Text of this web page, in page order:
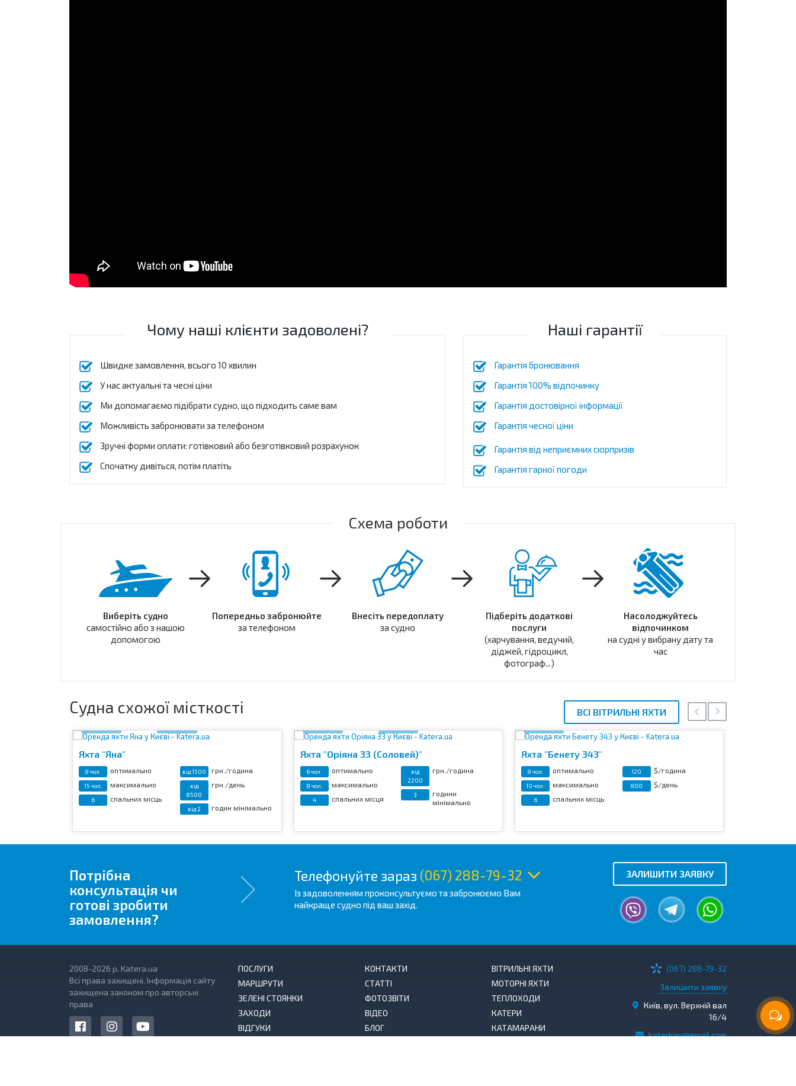
Чому наші клієнти задоволені?
Швидке замовлення, всього 10 хвилин
У нас актуальні та чесні ціни
Ми допомагаємо підібрати судно, що підходить саме вам
Можливість забронювати за телефоном
Зручні форми оплати: готівковий або безготівковий розрахунок
Спочатку дивіться, потім платіть
Наші гарантії
Гарантія бронювання
Гарантія 100% відпочинку
Гарантія достовірної інформації
Гарантія чесної ціни
Гарантія від неприємних сюрпризів
Гарантія гарної погоди
Схема роботи
Виберіть судно
самостійно або з нашою
допомогою
Попередньо забронюйте
за телефоном
Внесіть передоплату
за судно
Підберіть додаткові
послуги
(харчування, ведучий,
діджей, гідроцикл,
фотограф...)
Насолоджуйтесь
відпочинком
на судні у вибрану дату та
час
Судна схожої місткості ВСІ ВІТРИЛЬНІ ЯХТИ
Яхта "Яна"
8 чол. оптимально
15 чол. максимально
6 спальних місць
від 1500 грн./година
від
8500
грн./день
від 2 годин мінімально
Яхта "Оріяна 33 (Соловей)"
6 чол. оптимально
8 чол. максимально
4 спальних місця
від
2200
грн./година
3
години
мінімально
Яхта "Бенету 343"
8 чол. оптимально
10 чол. максимально
6 спальних місць
120 $/година
800 $/день
Потрібна
консультація чи
готові зробити
замовлення?
Телефонуйте зараз (067) 288-79-32
Із задоволенням проконсультуємо та забронюємо Вам
найкраще судно під ваш захід.
ЗАЛИШИТИ ЗАЯВКУ
2008-2026 р. Katera.ua
Всі права захищені. Інформація сайту
захищена законом про авторські
права
ПОСЛУГИ
МАРШРУТИ
ЗЕЛЕНІ СТОЯНКИ
ЗАХОДИ
ВІДГУКИ
КОНТАКТИ
СТАТТІ
ФОТОЗВІТИ
ВІДЕО
БЛОГ
ВІТРИЛЬНІ ЯХТИ
МОТОРНІ ЯХТИ
ТЕПЛОХОДИ
КАТЕРИ
КАТАМАРАНИ
(067) 288-79-32
Залишити заявку
Київ, вул. Верхній вал
16/4
katerkiev@gmail.com